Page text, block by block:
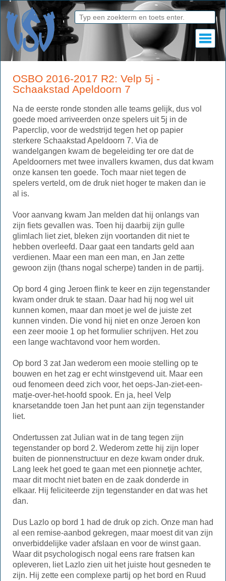
OSBO 2016-2017 R2: Velp 5j -
Schaakstad Apeldoorn 7
Na de eerste ronde stonden alle teams gelijk, dus vol
goede moed arriveerden onze spelers uit 5j in de
Paperclip, voor de wedstrijd tegen het op papier
sterkere Schaakstad Apeldoorn 7. Via de
wandelgangen kwam de begeleiding ter ore dat de
Apeldoorners met twee invallers kwamen, dus dat kwam
onze kansen ten goede. Toch maar niet tegen de
spelers verteld, om de druk niet hoger te maken dan ie
al is.
Voor aanvang kwam Jan melden dat hij onlangs van
zijn fiets gevallen was. Toen hij daarbij zijn gulle
glimlach liet ziet, bleken zijn voortanden dit niet te
hebben overleefd. Daar gaat een tandarts geld aan
verdienen. Maar een man een man, en Jan zette
gewoon zijn (thans nogal scherpe) tanden in de partij.
Op bord 4 ging Jeroen flink te keer en zijn tegenstander
kwam onder druk te staan. Daar had hij nog wel uit
kunnen komen, maar dan moet je wel de juiste zet
kunnen vinden. Die vond hij niet en onze Jeroen kon
een zeer mooie 1 op het formulier schrijven. Het zou
een lange wachtavond voor hem worden.
Op bord 3 zat Jan wederom een mooie stelling op te
bouwen en het zag er echt winstgevend uit. Maar een
oud fenomeen deed zich voor, het oeps-Jan-ziet-een-
matje-over-het-hoofd spook. En ja, heel Velp
knarsetandde toen Jan het punt aan zijn tegenstander
liet.
Ondertussen zat Julian wat in de tang tegen zijn
tegenstander op bord 2. Wederom zette hij zijn loper
buiten de pionnenstructuur en deze kwam onder druk.
Lang leek het goed te gaan met een pionnetje achter,
maar dit mocht niet baten en de zaak donderde in
elkaar. Hij feliciteerde zijn tegenstander en dat was het
dan.
Dus Lazlo op bord 1 had de druk op zich. Onze man had
al een remise-aanbod gekregen, maar moest dit van zijn
onverbiddelijke vader afslaan en voor de winst gaan.
Waar dit psychologisch nogal eens rare fratsen kan
opleveren, liet Lazlo zien uit het juiste hout gesneden te
zijn. Hij zette een complexe partij op het bord en Ruud